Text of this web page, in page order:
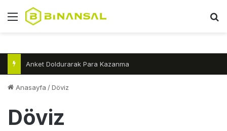
Menü
Anket Doldurarak Para Kazanma
Anasayfa /Döviz
Döviz